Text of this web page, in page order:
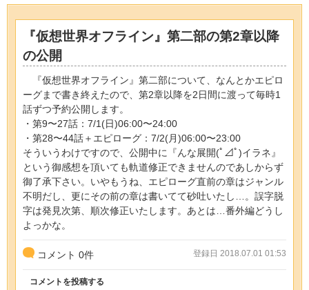
『仮想世界オフライン』第二部の第2章以降
の公開
『仮想世界オフライン』第二部について、なんとかエピロ
ーグまで書き終えたので、第2章以降を2日間に渡って毎時1
話ずつ予約公開します。
・第9〜27話：7/1(日)06:00〜24:00
・第28〜44話＋エピローグ：7/2(月)06:00〜23:00
そういうわけですので、公開中に『んな展開(ﾟ⊿ﾟ)イラネ』
という御感想を頂いても軌道修正できませんのであしからず
御了承下さい。いやもうね、エピローグ直前の章はジャンル
不明だし、更にその前の章は書いてて砂吐いたし…。誤字脱
字は発見次第、順次修正いたします。あとは…番外編どうし
よっかな。
コメント 0件 登録日 2018.07.01 01:53
コメントを投稿する